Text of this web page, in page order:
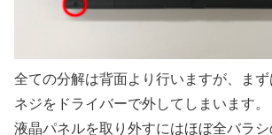
全ての分解は背面より行いますが、ま
ネジをドライバーで外してしまいます。
液晶パネルを取り外すにはほぼ全バラ